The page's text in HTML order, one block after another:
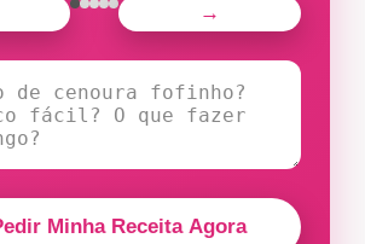
→
Minha Receita Agora